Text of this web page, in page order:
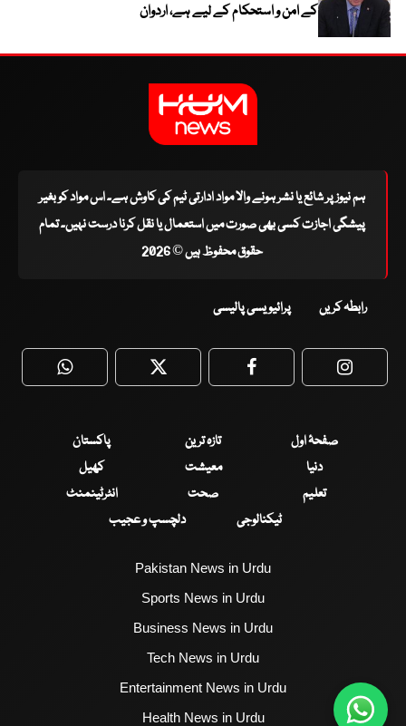
کے امن و استحکام کے لیے ہے، اردوان
ہم نیوز پر شائع یا نشر ہونے والا مواد ادارتی ٹیم کی کاوش ہے۔ اس مواد کو بغیر
پیشگی اجازت کسی بھی صورت میں استعمال یا نقل کرنا درست نہیں۔ تمام
حقوق محفوظ ہیں © 2026
رابطہ کریں پرائیویسی پالیسی
WhatsApp Twitter Facebook
صفحۂ اول تازہ ترین
پاکستان
دنیا
معیشت
کھیل
تعلیم
صحت
انٹرٹینمنٹ
ٹیکنالوجی
دلچسپ و عجیب
Pakistan News in Urdu
Sports News in Urdu
Business News in Urdu
Tech News in Urdu
Entertainment News in Urdu
Health News in Urdu